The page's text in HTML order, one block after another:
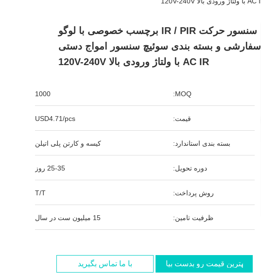
سنسور حرکت IR / PIR برچسب خصوصی با لوگو
سفارشی و بسته بندی سوئیچ سنسور امواج دستی
AC IR با ولتاژ ورودی بالا 120V-240V
MOQ:
1000
قیمت: USD4.71/pcs
بسته بندی استاندارد: کیسه و کارتن پلی اتیلن
دوره تحویل: 25-35 روز
روش پرداخت: T/T
ظرفیت تامین: 15 میلیون ست در سال
بهترین قیمت رو بدست بیار با ما تماس بگیرید